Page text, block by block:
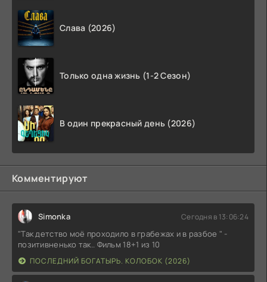
Слава (2026)
Только одна жизнь (1-2 Сезон)
В один прекрасный день (2026)
Комментируют
Simonka Сегодня в 13:06:24
"Так детство моё проходило в грабежах и в разбое " -
позитивненько так.. Фильм 18+1 из 10
ПОСЛЕДНИЙ БОГАТЫРЬ. КОЛОБОК (2026)